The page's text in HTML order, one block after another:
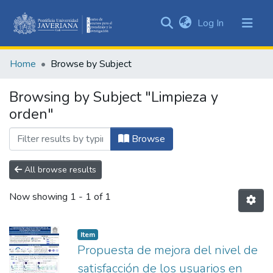
&
All of DSpace
Log In (current)
Home Browse by Subject
Browsing by Subject "Limpieza y
orden"
Browse
All browse results
Now showing 1 - 1 of 1
Item
Propuesta de mejora del nivel de
satisfacción de los usuarios en